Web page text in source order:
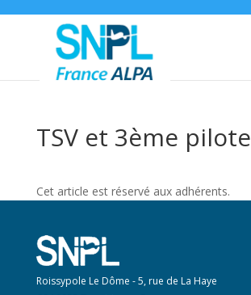
TSV et 3ème pilote
Cet article est réservé aux adhérents.
Roissypole Le Dôme - 5, rue de La Haye